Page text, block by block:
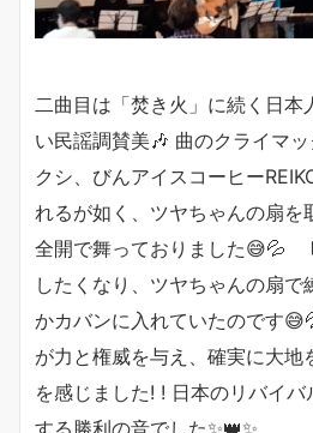
二曲目は「焚き火」に続く日本
い民謡調賛美🎶 曲のクライマ
クシ、びんアイスコーヒー
れるが如く、ツヤちゃんの扇を
全開で舞っておりました😅💦
したくなり、ツヤちゃんの扇で
かカバンに入れていたのです
が力と権威を与え、確実に大地
を感じました! ! 日本のリバイ
する勝利の音でした✨👑✨